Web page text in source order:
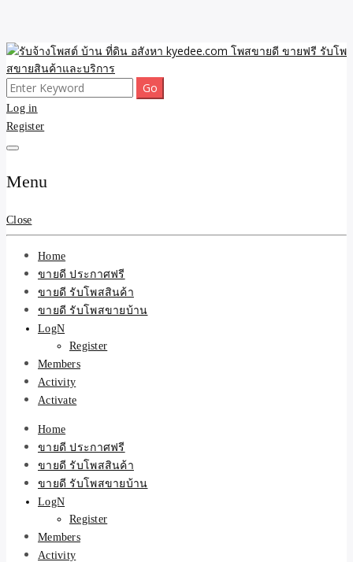
Skip
to
content
รับจ้างโพสต์ บ้าน ที่ดิน
อสังหา kyedee.com โพส
ขายดี ขายฟรี รับโพสขาย
สินค้าและบริการ
ขายดี โพสประกาศขายสินค้าฟรี บ้าน ที่ดิน อสังหา รับโพสต์ประกาศขาย
ของ รับรองผล ดีที่สุดถูกที่สุด ติดหน้าแรกกูเกืล
Search
for:
Log in
Register
Menu
Close
Home
ขายดี ประกาศฟรี
ขายดี รับโพสสินค้า
ขายดี รับโพสขายบ้าน
LogN
Register
Members
Activity
Activate
Home
ขายดี ประกาศฟรี
ขายดี รับโพสสินค้า
ขายดี รับโพสขายบ้าน
LogN
Register
Members
Activity